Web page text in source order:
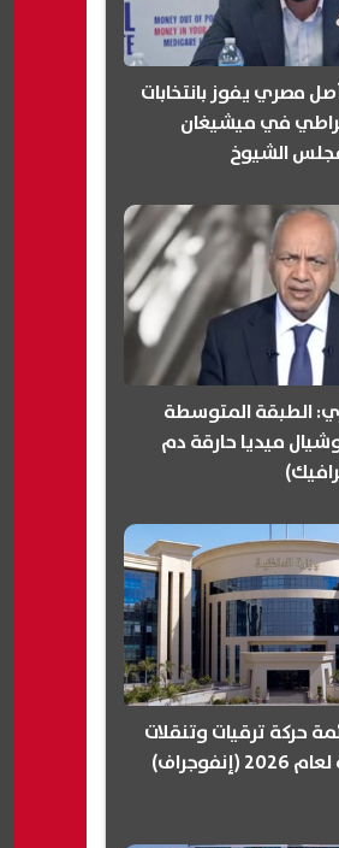
مصري يفوز بانتخابات
في ميشيغان
الشيوخ
الطبقة المتوسطة
ميديا حارقة دم
حركة ترقيات وتنقلات